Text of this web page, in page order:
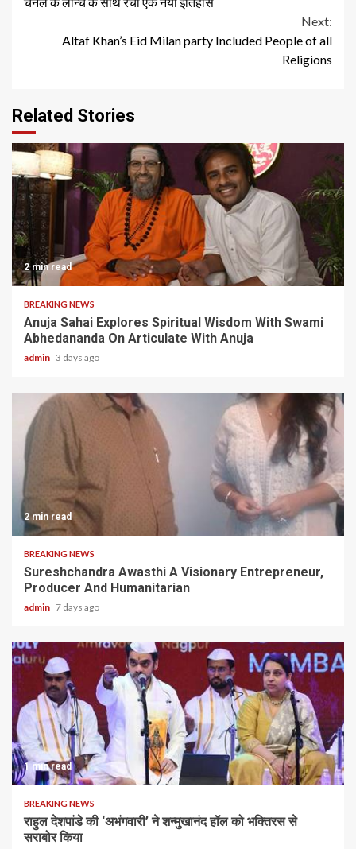
Next:
Altaf Khan’s Eid Milan party Included People of all
Religions
Related Stories
2 min read
BREAKING NEWS
Anuja Sahai Explores Spiritual Wisdom With Swami
Abhedananda On Articulate With Anuja
admin 3 days ago
2 min read
BREAKING NEWS
Sureshchandra Awasthi A Visionary Entrepreneur,
Producer And Humanitarian
admin 7 days ago
1 min read
BREAKING NEWS
राहुल देशपांडे की ‘अभंगवारी’ ने शन्मुखानंद हॉल को भक्तिरस से
सराबोर किया